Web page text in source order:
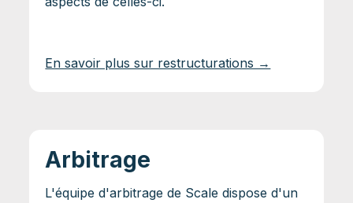
En savoir plus sur restructurations →
Arbitrage
L'équipe d'arbitrage de Scale dispose d'un